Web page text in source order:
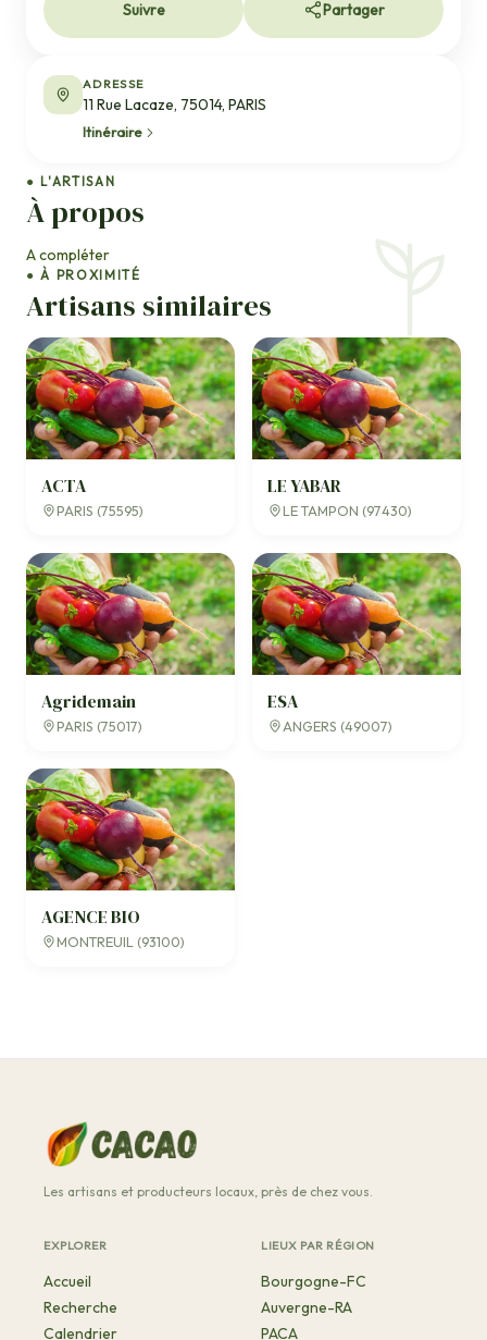
● L'ARTISAN
À propos
A compléter
● À PROXIMITÉ
Artisans similaires
ACTA
PARIS (75595)
LE YABAR
LE TAMPON (97430)
Agridemain
PARIS (75017)
ESA
ANGERS (49007)
AGENCE BIO
MONTREUIL (93100)
Suivre Partager
ADRESSE
11 Rue Lacaze, 75014, PARIS
Itinéraire
Les artisans et producteurs locaux, près de chez vous.
EXPLORER
Accueil
Recherche
Calendrier
LIEUX PAR RÉGION
Bourgogne-FC
Auvergne-RA
PACA